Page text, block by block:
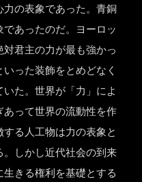
の表象であった。青銅
あったのだ。ヨーロッ
君主の力が最も強かっ
った装飾をとめどなく
た。世界が「力」によ
って世界の流動性を作
る人工物は力の表象と
しかし近代社会の到来
きる権利を基礎とする